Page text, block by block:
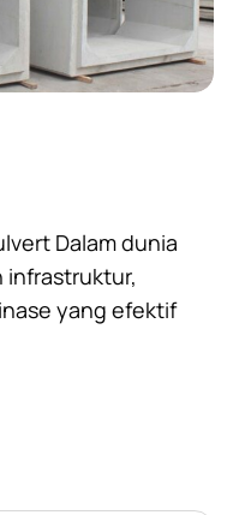
Dalam dunia
infrastruktur,
yang efektif